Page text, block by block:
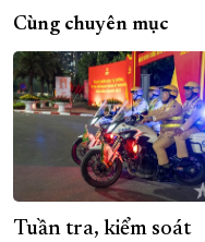
Cùng chuyên mục
Tuần tra, kiểm soát